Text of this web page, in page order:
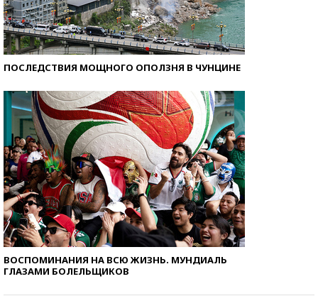
ПОСЛЕДСТВИЯ МОЩНОГО ОПОЛЗНЯ В ЧУНЦИНЕ
ВОСПОМИНАНИЯ НА ВСЮ ЖИЗНЬ. МУНДИАЛЬ
ГЛАЗАМИ БОЛЕЛЬЩИКОВ